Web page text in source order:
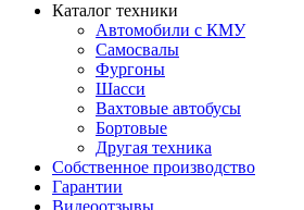
Каталог техники
Автомобили с КМУ
Самосвалы
Фургоны
Шасси
Вахтовые автобусы
Бортовые
Другая техника
Собственное производство
Гарантии
Видеоотзывы